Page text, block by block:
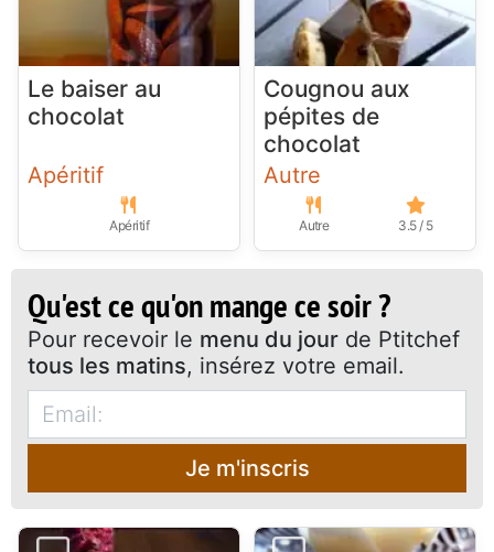
Le baiser au
chocolat
Apéritif
Apéritif
Cougnou aux
pépites de
chocolat
Autre
Autre 3.5 / 5
Qu'est ce qu'on mange ce soir ?
Pour recevoir le menu du jour de Ptitchef
tous les matins, insérez votre email.
Je m'inscris